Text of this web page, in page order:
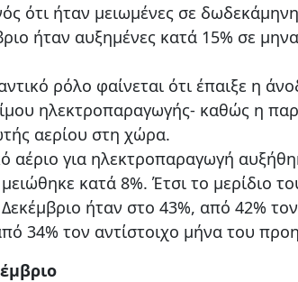
ότι ήταν μειωμένες σε
ήταν αυξημένες κατά 15% σε
ρόλο φαίνεται ότι έπαιξε η
ηλεκτροπαραγωγής- καθώς η
αερίου στη χώρα.
αέριο για ηλεκτροπαραγωγή
μειώθηκε κατά 8%. Έτσι το μερίδιο
ήταν στο 43%, από 42%
34% τον αντίστοιχο μήνα του